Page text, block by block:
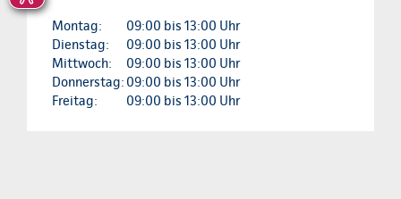
Montag:
09:00 bis 13:00 Uhr
Dienstag:
09:00 bis 13:00 Uhr
Mittwoch:
09:00 bis 13:00 Uhr
Donnerstag: 09:00 bis 13:00 Uhr
Freitag:
09:00 bis 13:00 Uhr